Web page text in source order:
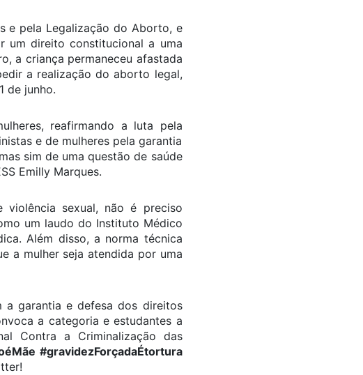
e pela Legalização do Aborto, e
um direito constitucional a uma
a criança permaneceu afastada
a realização do aborto legal,
de junho.
reafirmando a luta pela
e de mulheres pela garantia
sim de uma questão de saúde
Emilly Marques.
violência sexual, não é preciso
um laudo do Instituto Médico
Além disso, a norma técnica
a mulher seja atendida por uma
a garantia e defesa dos direitos
a categoria e estudantes a
Contra a Criminalização das
#gravidezForçadaÉtortura